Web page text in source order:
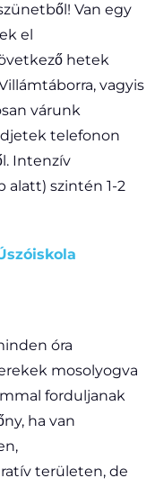
Van egy
el
hetek
vagyis
várunk
telefonon
Intenzív
alatt) szintén 1-2
óra
mosolyogva
forduljanak
ha van
területen, de